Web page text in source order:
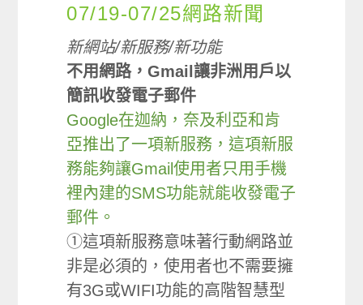
07/19-07/25網路新聞
新網站/新服務/新功能
不用網路，Gmail讓非洲用戶以
簡訊收發電子郵件
Google在迦納，奈及利亞和肯
亞推出了一項新服務，這項新服
務能夠讓Gmail使用者只用手機
裡內建的SMS功能就能收發電子
郵件。
①這項新服務意味著行動網路並
非是必須的，使用者也不需要擁
有3G或WIFI功能的高階智慧型